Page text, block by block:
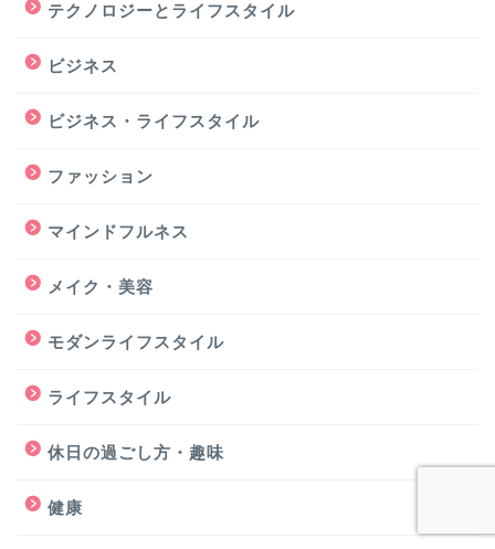
テクノロジーとライフスタイル
ビジネス
ビジネス・ライフスタイル
ファッション
マインドフルネス
メイク・美容
モダンライフスタイル
ライフスタイル
休日の過ごし方・趣味
健康